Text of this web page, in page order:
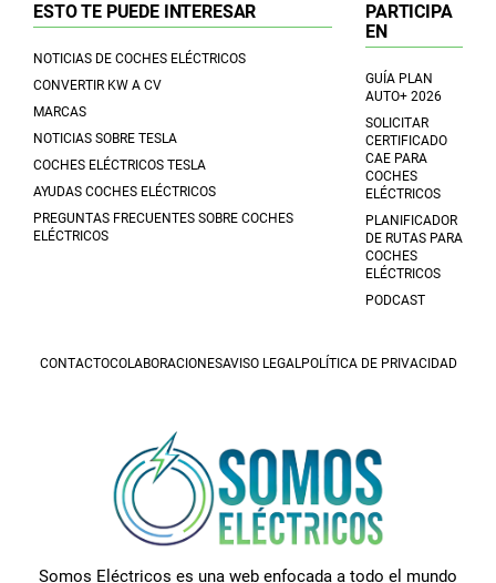
ESTO TE PUEDE INTERESAR
NOTICIAS DE COCHES ELÉCTRICOS
CONVERTIR KW A CV
MARCAS
NOTICIAS SOBRE TESLA
COCHES ELÉCTRICOS TESLA
AYUDAS COCHES ELÉCTRICOS
PREGUNTAS FRECUENTES SOBRE COCHES
ELÉCTRICOS
PARTICIPA
EN
GUÍA PLAN
AUTO+ 2026
SOLICITAR
CERTIFICADO
CAE PARA
COCHES
ELÉCTRICOS
PLANIFICADOR
DE RUTAS PARA
COCHES
ELÉCTRICOS
PODCAST
CONTACTOCOLABORACIONESAVISO LEGALPOLÍTICA DE PRIVACIDAD
Somos Eléctricos es una web enfocada a todo el mundo